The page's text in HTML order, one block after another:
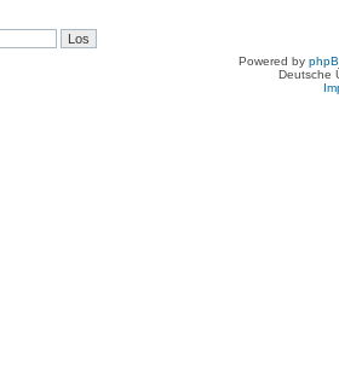
Powered by
Deutsche